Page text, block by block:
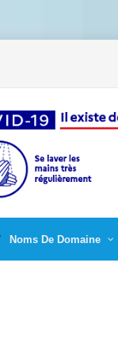
Noms De Domaine